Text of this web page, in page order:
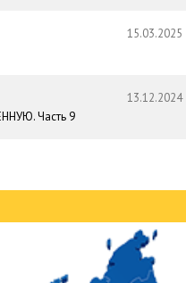
15.03.2025
13.12.2024
Часть 9